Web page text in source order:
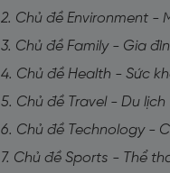
2. Chủ đề Environment -
3. Chủ đề Family - Gia
4. Chủ đề Health - Sức
5. Chủ đề Travel - Du lịch
6. Chủ đề Technology -
7. Chủ đề Sports - Thể